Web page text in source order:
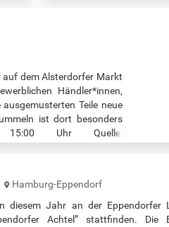
auf dem Alsterdorfer Markt
Händler*innen,
Teile neue
ist dort besonders
15:00 Uhr Quelle:
Hamburg-Eppendorf
diesem Jahr an der Eppendorfer
Achtel” stattfinden. Die